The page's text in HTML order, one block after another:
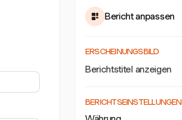
Bericht anpassen
ERSCHEINUNGSBILD
Berichtstitel anzeigen
BERICHTSEINSTELLUNGEN